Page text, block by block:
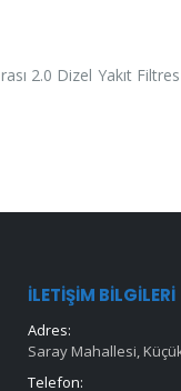
2.0 Dizel Yakıt
İLETIŞIM BILGILERI
Adres:
Saray Mahallesi,
Telefon: